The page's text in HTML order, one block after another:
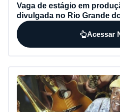
Vaga de estágio em
divulgada no Rio Grande
Acessar